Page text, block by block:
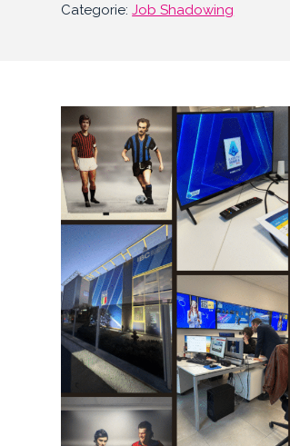
Categorie:Job Shadowing